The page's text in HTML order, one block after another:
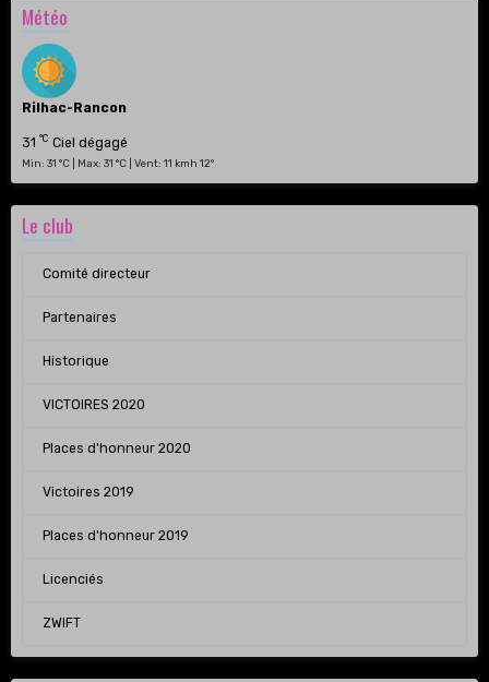
Météo
Rilhac-Rancon
31 °C Ciel dégagé
Min: 31 °C | Max: 31 °C | Vent: 11 kmh 12°
Le club
Comité directeur
Partenaires
Historique
VICTOIRES 2020
Places d'honneur 2020
Victoires 2019
Places d'honneur 2019
Licenciés
ZWIFT